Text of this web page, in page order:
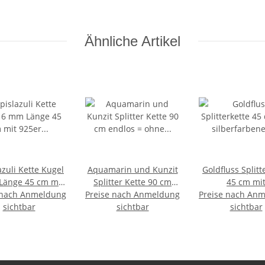
Ähnliche Artikel
Kette Kugel
45 cm mit
Verschluss
Qualität
Anmeldung
sichtbar
Aquamarin und Kunzit
Splitter Kette 90 cm
endlos = ohne
Verschluss
Preise nach Anmeldung
sichtbar
Goldfluss
45 cm mit
Preise nach
sichtbar